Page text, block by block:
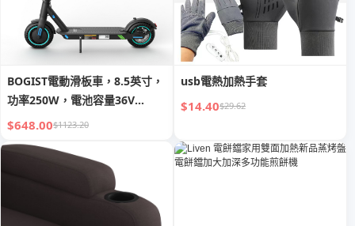
BOGIST電動滑板車，8.5英寸，
功率250W，電池容量36V
7.8Ah
$648.00$1123.20
usb電熱加熱手套
$14.40$29.62